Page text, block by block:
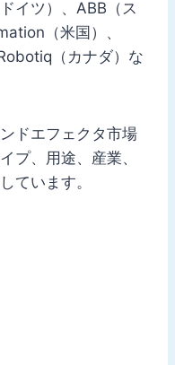
イツ）、ABB（ス
（米国）、
（カナダ）な
ドエフェクタ市場
プ、用途、産業、
ています。